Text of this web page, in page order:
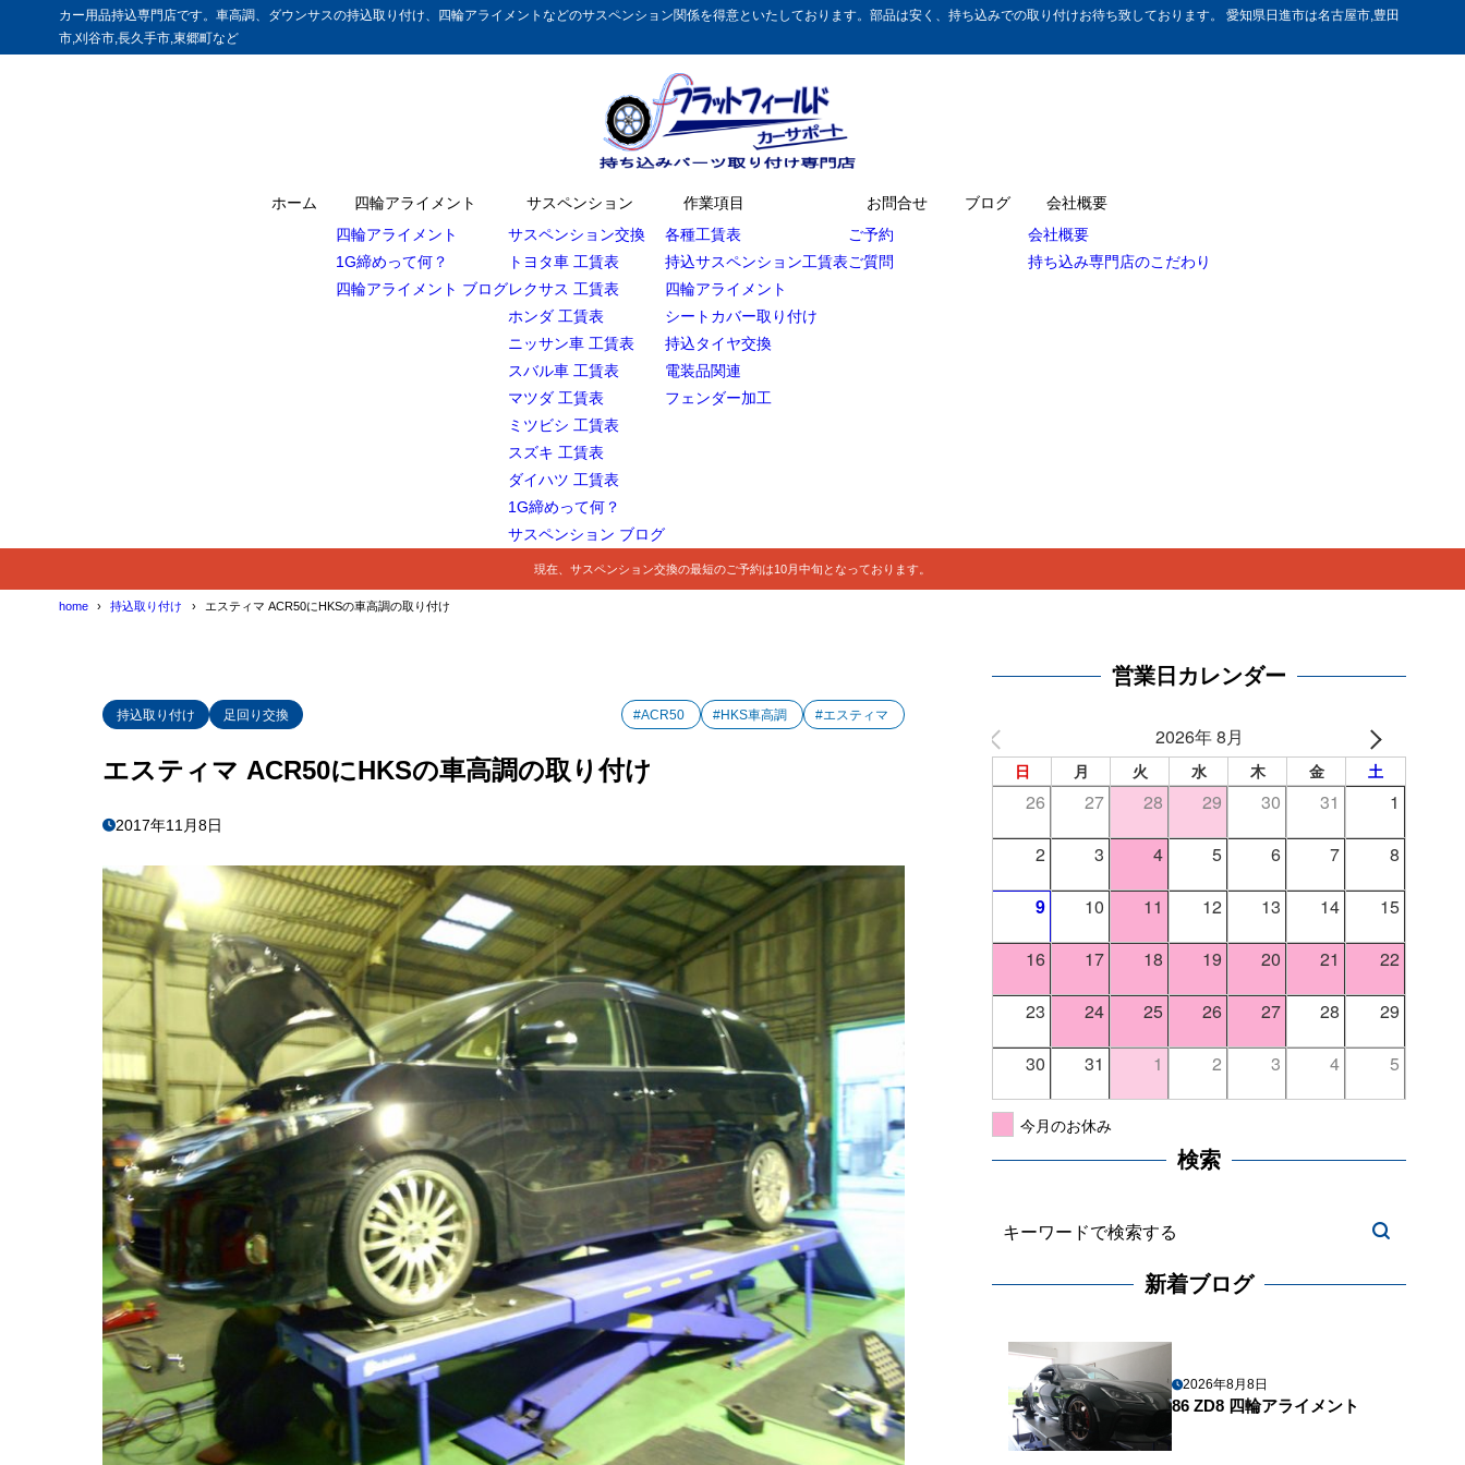
カー用品持込専門店です。車高調、ダウンサスの持込取り付け、四輪アライメントなどのサスペンション関係を得意といたしております。部品は安く、持ち込みでの取り付けお待ち致しております。 愛知県日進市は名古屋市,豊田
市,刈谷市,長久手市,東郷町など
ホーム
四輪アライメント
四輪アライメント
1G締めって何？
四輪アライメント ブログ
サスペンション
サスペンション交換
トヨタ車 工賃表
レクサス 工賃表
ホンダ 工賃表
ニッサン車 工賃表
スバル車 工賃表
マツダ 工賃表
ミツビシ 工賃表
スズキ 工賃表
ダイハツ 工賃表
1G締めって何？
サスペンション ブログ
作業項目
各種工賃表
持込サスペンション工賃表
四輪アライメント
シートカバー取り付け
持込タイヤ交換
電装品関連
フェンダー加工
お問合せ
ご予約
ご質問
ブログ
会社概要
会社概要
持ち込み専門店のこだわり
現在、サスペンション交換の最短のご予約は10月中旬となっております。
home 持込取り付け エスティマ ACR50にHKSの車高調の取り付け
持込取り付け 足回り交換 #ACR50 #HKS車高調 #エスティマ
エスティマ ACR50にHKSの車高調の取り付け
2017年11月8日
営業日カレンダー
2026年 8月
日 月 火 水 木 金 土
26 27 28 29 30 31 1
2 3 4 5 6 7 8
9 10 11 12 13 14 15
16 17 18 19 20 21 22
23 24 25 26 27 28 29
30 31 1 2 3 4 5
今月のお休み
検索
新着ブログ
2026年8月8日
86 ZD8 四輪アライメント